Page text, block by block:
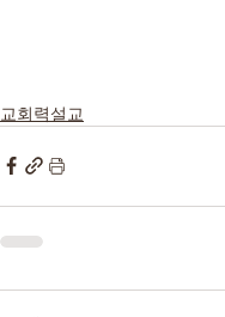
교회력설교